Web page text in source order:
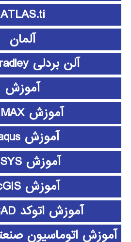
ATLAS.ti
آلمان
آلن بردلی Allen bradley
آموزش
آموزش 3D MAX
آموزش abaqus
آموزش ANSYS
آموزش ArcGIS
آموزش اتوکد AUTOCAD